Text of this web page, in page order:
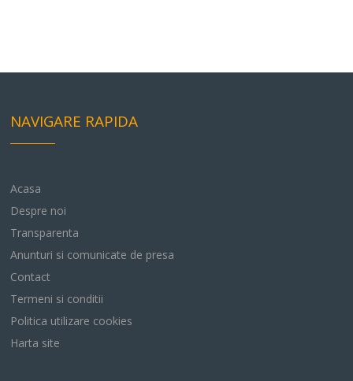
NAVIGARE RAPIDA
Acasa
Despre noi
Transparenta
Anunturi si comunicate de presa
Contact
Termeni si conditii
Politica utilizare cookies
Harta site